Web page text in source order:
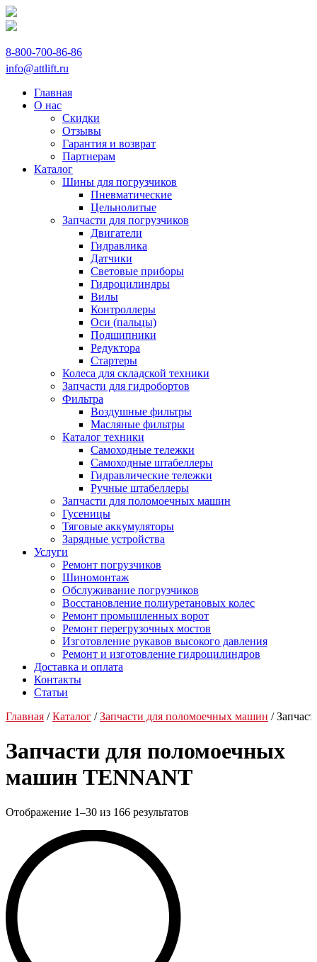
8-800-700-86-86
info@attlift.ru
Главная
О нас
Скидки
Отзывы
Гарантия и возврат
Партнерам
Каталог
Шины для погрузчиков
Пневматические
Цельнолитые
Запчасти для погрузчиков
Двигатели
Гидравлика
Датчики
Световые приборы
Гидроцилиндры
Вилы
Контроллеры
Оси (пальцы)
Подшипники
Редуктора
Стартеры
Колеса для складской техники
Запчасти для гидробортов
Фильтра
Воздушные фильтры
Масляные фильтры
Каталог техники
Самоходные тележки
Самоходные штабеллеры
Гидравлические тележки
Ручные штабеллеры
Запчасти для поломоечных машин
Гусеницы
Тяговые аккумуляторы
Зарядные устройства
Услуги
Ремонт погрузчиков
Шиномонтаж
Обслуживание погрузчиков
Восстановление полиуретановых колес
Ремонт промышленных ворот
Ремонт перегрузочных мостов
Изготовление рукавов высокого давления
Ремонт и изготовление гидроцилиндров
Доставка и оплата
Контакты
Статьи
Главная /Каталог /Запчасти для поломоечных машин /
Запчасти для поломоечных
машин TENNANT
Отображение 1–30 из 166 результатов